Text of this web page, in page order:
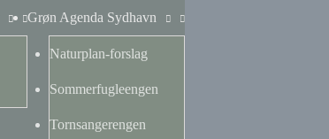
Grøn Agenda Sydhavn
Naturplan-forslag
Sommerfugleengen
Tornsangerengen